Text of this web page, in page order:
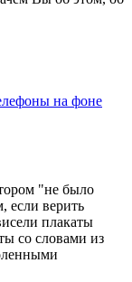
на фоне
"не было
если верить
плакаты
со словами из